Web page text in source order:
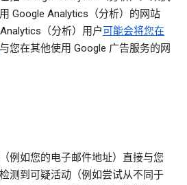
Google Analytics（分析）的网站
（分析）用户可能会将您在
与您在其他使用 Google 广告服务的网
例如您的电子邮件地址）直接与您
测到可疑活动（例如尝试从不同于